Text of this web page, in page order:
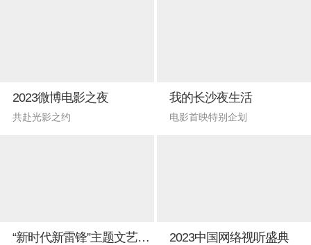
2023微博电影之夜
共赴光影之约
我的长沙夜生活
电影首映特别企划
“新时代新雷锋”主题文艺晚会 2023中国网络视听盛典